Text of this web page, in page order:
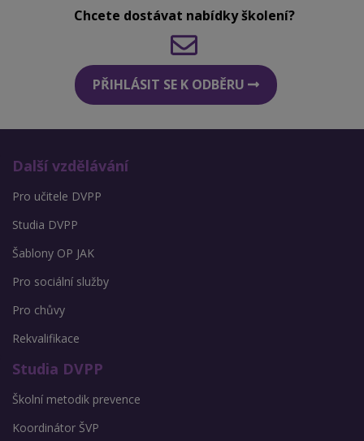
Chcete dostávat nabídky školení?
PŘIHLÁSIT SE K ODBĚRU
Další vzdělávání
Pro učitele DVPP
Studia DVPP
Šablony OP JAK
Pro sociální služby
Pro chůvy
Rekvalifikace
Studia DVPP
Školní metodik prevence
Koordinátor ŠVP